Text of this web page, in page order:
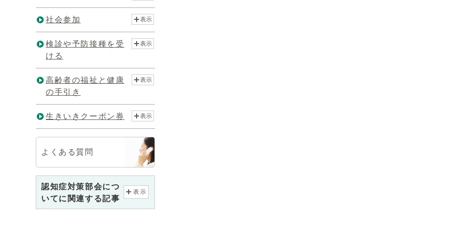
社会参加 表示
検診や予防接種を受
ける
表示
高齢者の福祉と健康
の手引き
表示
生きいきクーポン券 表示
よくある質問
認知症対策部会につ
いてに関連する記事
表示